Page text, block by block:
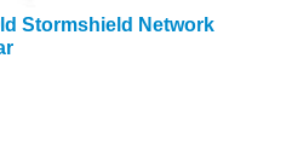
Stormshield Network